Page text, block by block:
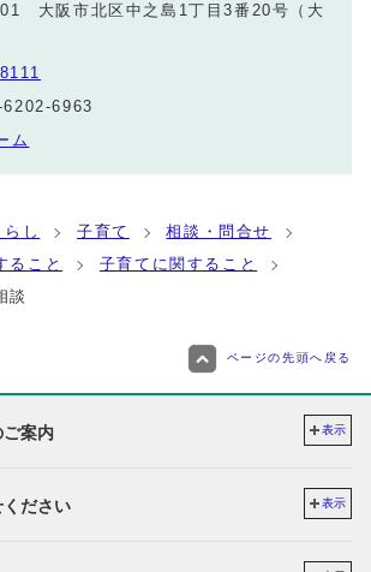
大阪市北区中之島1丁目3番20号（大
6202-6963
ム
らし 子育て
相談・問合せ
ること
子育てに関すること
談
ページの先頭へ戻る
案内 表示
ださい 表示